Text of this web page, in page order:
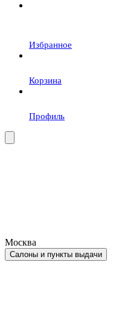
Избранное
Корзина
Профиль
Москва
Салоны и пункты выдачи